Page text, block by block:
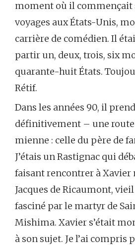
moment où il commençait
voyages aux États-Unis,
carrière de comédien. Il
partir un, deux, trois, six
quarante-huit États.
Rétif.
Dans les années 90, il
définitivement – une
mienne : celle du père de
J’étais un Rastignac qui
faisant rencontrer à Xavier
Jacques de Ricaumont,
fasciné par le martyr de
Mishima. Xavier s’était
à son sujet. Je l’ai compris